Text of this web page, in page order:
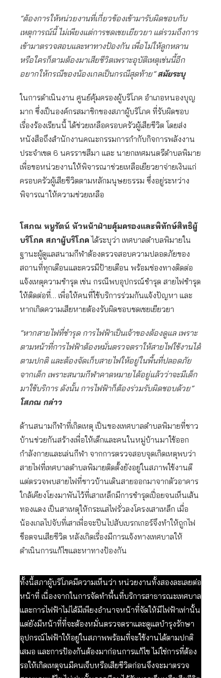
“ต้องการให้หน่วยงานที่เกี่ยวข้องเข้ามารับผิดชอบกับ
เหตุการณ์นี้ ไม่เพียงแต่การชดเชยเยียวยา แต่รวมถึงการ
เข้ามาตรวจสอบและหาทางป้องกัน เพื่อไม่ให้ลูกหลาน
หรือใครก็ตามต้องมาเสียชีวิตเพราะอุบัติเหตุเช่นนี้อีก
อยากให้กรณีของน้องเกลเป็นกรณีสุดท้าย”สมัยระบุ
ในการดำเนินงาน ศูนย์คุ้มครองผู้บริโภค อำเภอหนองบุญ
มาก ซึ่งเป็นองค์กรสมาชิกของสภาผู้บริโภค ที่รับผิดชอบ
เรื่องร้องเรียนนี้ ได้ช่วยเหลือครอบครัวผู้เสียชีวิต โดยส่ง
หนังสือถึงสำนักงานคณะกรรมการกำกับกิจการพลังงาน
ประจำเขต 6 นครราชสีมา และ นายกเทศมนตรีตำบลพิมาย
เพื่อขอหน่วยงานให้พิจารณาช่วยเหลือเยียวยาจ่ายเงินแก่
ครอบครัวผู้เสียชีวิตตามหลักมนุษยธรรม ซึ่งอยู่ระหว่าง
พิจารณาให้ความช่วยเหลือ
โสภณ หนูรัตน์ หัวหน้าฝ่ายคุ้มครองและพิทักษ์สิทธิผู้
บริโภค สภาผู้บริโภคได้ระบุว่า เทศบาลตำบลพิมายใน
ฐานะผู้ดูแลสนามกีฬาต้องตรวจสอบความปลอดภัยของ
สถานที่ทุกเดือนและควรมีป้ายเตือน พร้อมช่องทางติดต่อ
แจ้งเหตุความชำรุด เช่น กรณีพบอุปกรณ์ชำรุด สายไฟชำรุด
ให้ติดต่อที่… เพื่อให้คนที่ใช้บริการร่วมกันแจ้งปัญหา และ
หากเกิดความเสียหายต้องรับผิดชอบชดเชยเยียวยา
“หากสายไฟที่ชำรุด การไฟฟ้าเป็นเจ้าของต้องดูแล เพราะ
ตามหน้าที่การไฟฟ้าต้องหมั่นตรวจตราให้สายไฟใช้งานได้
ตามปกติ และต้องจัดเก็บสายไฟให้อยู่ในพื้นที่ปลอดภัย
จากเด็ก เพราะสนามกีฬาคาดหมายได้อยู่แล้วว่าจะมีเด็ก
มาใช้บริการ ดังนั้น การไฟฟ้าก็ต้องร่วมรับผิดชอบด้วย”
โสภณ กล่าว
ด้านสนามกีฬาที่เกิดเหตุ เป็นของเทศบาลตำบลพิมายที่ชาว
บ้านช่วยกันสร้างเพื่อให้เด็กและคนในหมู่บ้านมาใช้ออก
กำลังกายและเล่นกีฬา จากการตรวจสอบจุดเกิดเหตุพบว่า
สายไฟที่เทศบาลตำบลพิมายติดตั้งยังอยู่ในสภาพใช้งานดี
แต่ตรวจพบสายไฟที่ชาวบ้านเดินสายออกมาจากตัวอาคาร
ใกล้เคียงโยงมาพันไว้ที่เสาเหล็กมีการชำรุดเปื่อยจนเห็นเส้น
ทองแดง เป็นสาเหตุให้กระแสไฟรั่วลงโครงเสาเหล็ก เมื่อ
น้องเกลไปจับที่เสาเพื่อจะปีนไปสับเบรกเกอร์จึงทำให้ถูกไฟ
ช็อตจนเสียชีวิต หลังเกิดเรื่องมีการแจ้งทางเทศบาลให้
ดำเนินการแก้ไขและหาทางป้องกัน
ทั้งนี้สภาผู้บริโภคมีความเห็นว่า หน่วยงานทั้งสองละเลยต่อ
หน้าที่ เนื่องจากในการจัดทำพื้นที่บริการสาธารณะเทศบาล
และการไฟฟ้าไม่ได้มีเพียงอำนาจหน้าที่จัดให้มีไฟฟ้าเท่านั้น
แต่ยังมีหน้าที่ที่จะต้องหมั่นตรวจตราและดูแลบำรุงรักษา
อุปกรณ์ไฟฟ้าให้อยู่ในสภาพพร้อมที่จะใช้งานได้ตามปกติ
เสมอ และการป้องกันต้องมาก่อนการแก้ไข ไม่ใช่การที่ต้อง
รอให้เกิดเหตุจนมีคนเจ็บหรือเสียชีวิตก่อนจึงจะมาตรวจ